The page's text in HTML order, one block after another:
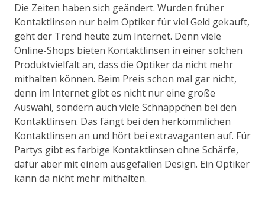
Die Zeiten haben sich geändert. Wurden früher
Kontaktlinsen nur beim Optiker für viel Geld gekauft,
geht der Trend heute zum Internet. Denn viele
Online-Shops bieten Kontaktlinsen in einer solchen
Produktvielfalt an, dass die Optiker da nicht mehr
mithalten können. Beim Preis schon mal gar nicht,
denn im Internet gibt es nicht nur eine große
Auswahl, sondern auch viele Schnäppchen bei den
Kontaktlinsen. Das fängt bei den herkömmlichen
Kontaktlinsen an und hört bei extravaganten auf. Für
Partys gibt es farbige Kontaktlinsen ohne Schärfe,
dafür aber mit einem ausgefallen Design. Ein Optiker
kann da nicht mehr mithalten.